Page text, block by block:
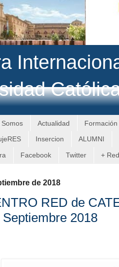
Actualidad Formación
Insercion ALUMNI
Facebook Twitter +
de 2018
RED de
2018